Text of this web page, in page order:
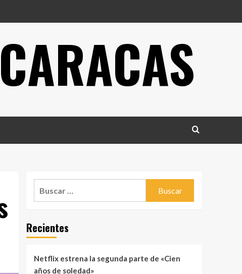
Recientes
Netflix estrena la segunda parte de «Cien
años de soledad»